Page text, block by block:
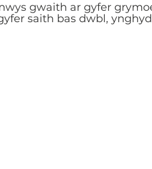
gwaith ar gyfer
saith bas dwbl,